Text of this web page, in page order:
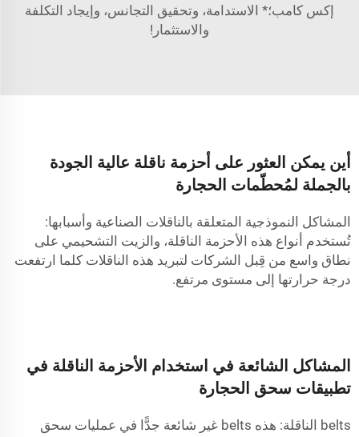
إكس كامب؛* الاستدامة، وتحقيق التجانس، وإيجاد التكلفة
والاستثمار!
أين يمكن العثور على أحزمة ناقلة عالية الجودة
بالجملة لمُحطّمات الحجارة
المشاكل النموذجية المتعلقة بالناقلات الصناعية وأسبابها:
تُستخدم أنواع هذه الأحزمة الناقلة، والزيت التشحيمي على
نطاق واسع من قِبل الشركات لتبريد هذه الناقلات كلما ارتفعت
درجة حرارتها إلى مستوى مرتفع.
المشاكل الشائعة في استخدام الأحزمة الناقلة في
تطبيقات سحق الحجارة
belts الناقلة: هذه belts غير شائعة جدًّا في عمليات سحق